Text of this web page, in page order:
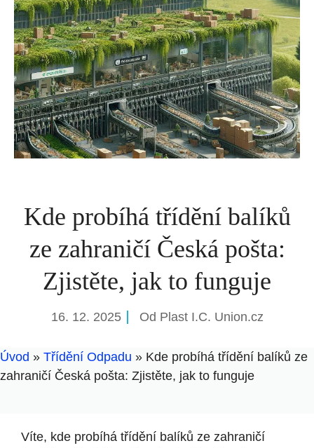
Kde probíhá třídění balíků
ze zahraničí Česká pošta:
Zjistěte, jak to funguje
16. 12. 2025 Od Plast I.C. Union.cz
Úvod » Třídění Odpadu » Kde probíhá třídění balíků ze
zahraničí Česká pošta: Zjistěte, jak to funguje
Víte, kde probíhá třídění balíků ze zahraničí